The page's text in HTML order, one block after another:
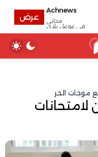
موجات الحر
لامتحانات
Achnews
مجانى
في غوغل بلاي
عرض